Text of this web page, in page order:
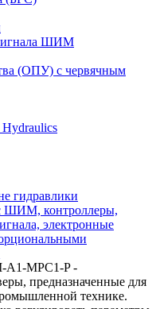
сигнала ШИМ
(ОПУ) с червячным
гидравлики
ШИМ, контроллеры,
электронные
A1-MPC1-P -
предназначенные для
технике.